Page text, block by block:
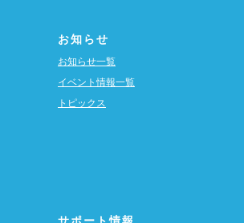
お知らせ
お知らせ一覧
イベント情報一覧
トピックス